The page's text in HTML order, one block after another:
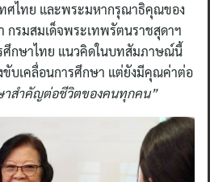
ศไทย และพระมหากรุณาธิคุณของ
กรมสมเด็จพระเทพรัตนราชสุดาฯ
ศึกษาไทย แนวคิดในบทสัมภาษณ์นี้
บเคลื่อนการศึกษา แต่ยังมีคุณค่าต่อ
าสำคัญต่อชีวิตของคนทุกคน”